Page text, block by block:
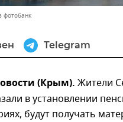
фотобанк
Telegram
(Крым). Жители
в установлении
будут получать